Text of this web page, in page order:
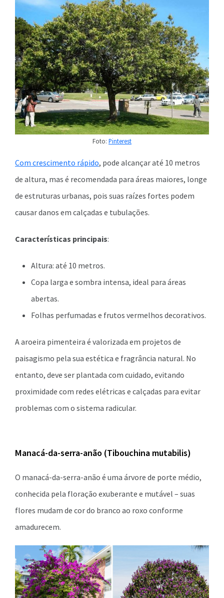
Foto: Pinterest
Com crescimento rápido, pode alcançar até 10 metros
de altura, mas é recomendada para áreas maiores, longe
de estruturas urbanas, pois suas raízes fortes podem
causar danos em calçadas e tubulações.
Características principais:
Altura: até 10 metros.
Copa larga e sombra intensa, ideal para áreas
abertas.
Folhas perfumadas e frutos vermelhos decorativos.
A aroeira pimenteira é valorizada em projetos de
paisagismo pela sua estética e fragrância natural. No
entanto, deve ser plantada com cuidado, evitando
proximidade com redes elétricas e calçadas para evitar
problemas com o sistema radicular.
Manacá-da-serra-anão (Tibouchina mutabilis)
O manacá-da-serra-anão é uma árvore de porte médio,
conhecida pela floração exuberante e mutável – suas
flores mudam de cor do branco ao roxo conforme
amadurecem.